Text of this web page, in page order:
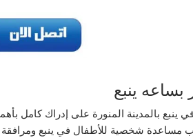
بساعه ينبع
بالمدينة المنورة على إدراك كامل
مساعدة شخصية للأطفال في ينبع